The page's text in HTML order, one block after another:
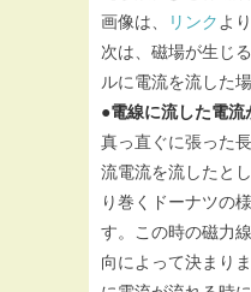
画像は、
リンク よ
次は、磁場が生じ
ルに電流を流した
●電線に流した電流
真っ直ぐに張った
流電流を流したと
り巻くドーナツの
す。この時の磁力
向によって決まり